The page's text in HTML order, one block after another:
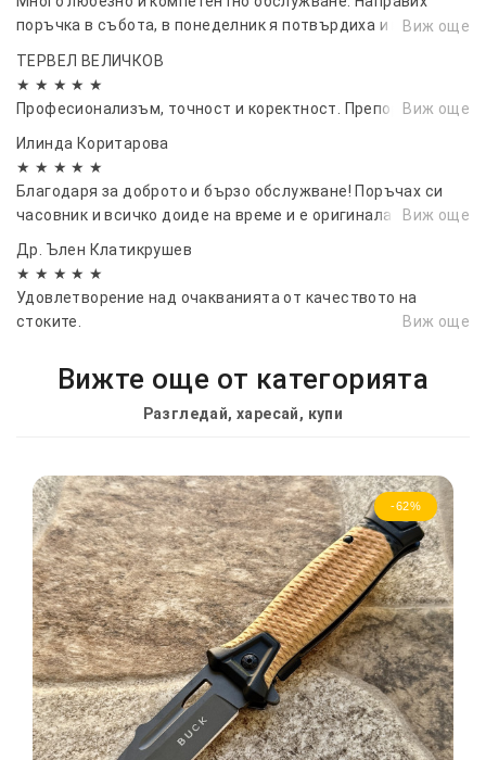
поръчка в събота, в понеделник я потвърдиха и въвВиж още
ТЕРВЕЛ ВЕЛИЧКОВ
★ ★ ★ ★ ★
Професионализъм, точност и коректност. Препоръчвам!👏
Виж още
Илинда Коритарова
★ ★ ★ ★ ★
Благодаря за доброто и бързо обслужване! Поръчах си
часовник и всичко доиде на време и е оригинала :) ...Виж още
Др. Ълен Клатикрушев
★ ★ ★ ★ ★
Удовлетворение над очакванията от качеството на
стоките.
Виж още
Вижте още от категорията
Разгледай, харесай, купи
-62%